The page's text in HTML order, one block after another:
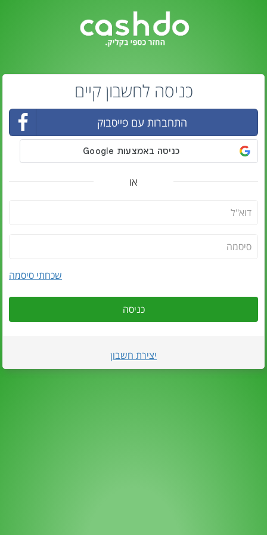
כניסה לחשבון קיים
התחברות עם פייסבוק
או
שכחתי סיסמה
כניסה
יצירת חשבון